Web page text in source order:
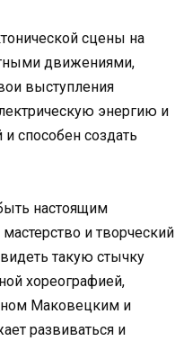
сцены на
движениями,
выступления
энергию и
способен создать
настоящим
и творческий
такую стычку
хореографией,
Маковецким и
развиваться и